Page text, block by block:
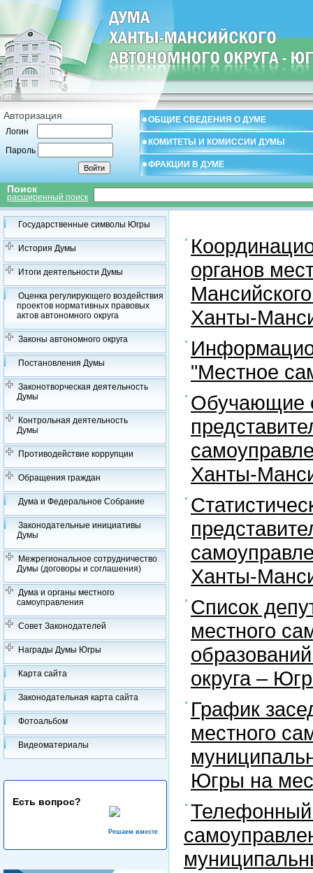
Авторизация
Логин
Пароль
ОБЩИЕ СВЕДЕНИЯ О ДУМЕ
КОМИТЕТЫ И КОМИССИИ ДУМЫ
ФРАКЦИИ В ДУМЕ
Поиск
расширенный поиск
Государственные символы Югры
История Думы
Итоги деятельности Думы
Оценка регулирующего воздействия
проектов нормативных правовых
актов автономного округа
Законы автономного округа
Постановления Думы
Законотворческая деятельность
Думы
Контрольная деятельность
Думы
Противодействие коррупции
Обращения граждан
Дума и Федеральное Собрание
Законодательные инициативы
Думы
Межрегиональное сотрудничество
Думы (договоры и соглашения)
Дума и органы местного
самоуправления
Совет Законодателей
Награды Думы Югры
Карта сайта
Законодательная карта сайта
Фотоальбом
Видеоматериалы
Есть вопрос?
Решаем вместе
органов
Ханты-
"Местное
Обучающие
Ханты-
Ханты-
Список
местного
округа –
График
местного
Югры на
Телефонный